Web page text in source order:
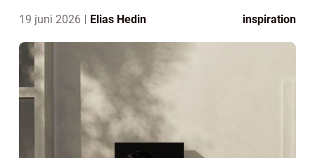
19 juni 2026 Elias Hedin inspiration